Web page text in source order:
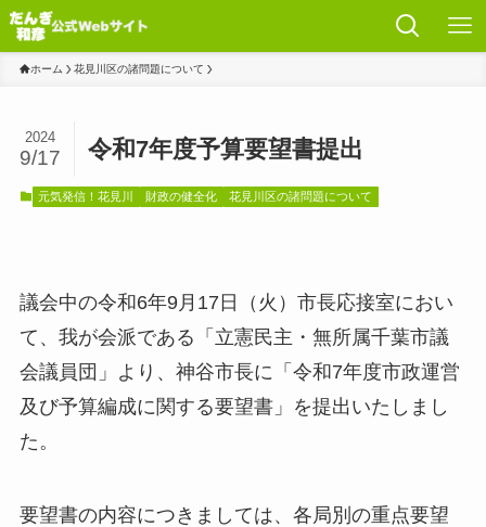
ホーム 花見川区の諸問題について
令和7年度予算要望書提出
2024
9/17
元気発信！花見川 財政の健全化 花見川区の諸問題について
議会中の令和6年9月17日（火）市長応接室におい
て、我が会派である「立憲民主・無所属千葉市議
会議員団」より、神谷市長に「令和7年度市政運営
及び予算編成に関する要望書」を提出いたしまし
た。
要望書の内容につきましては、各局別の重点要望